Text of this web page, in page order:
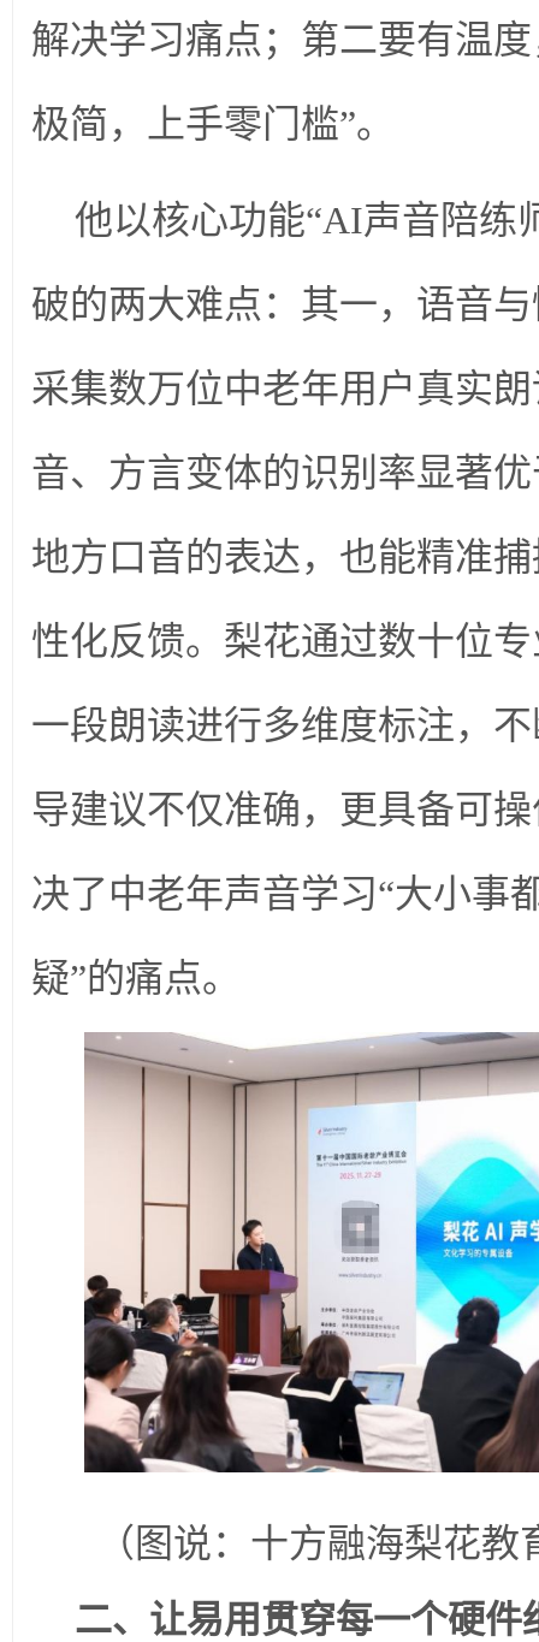
解决学习痛点；第二要有温
极简，上手零门槛”。
他以核心功能“AI声音陪练
破的两大难点：其一，语音
采集数万位中老年用户真实
音、方言变体的识别率显著
地方口音的表达，也能精准
性化反馈。梨花通过数十位
一段朗读进行多维度标注，
导建议不仅准确，更具备可
决了中老年声音学习“大小事
疑”的痛点。
（图说：十方融海梨花
二、让易用贯穿每一个硬件